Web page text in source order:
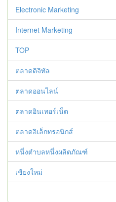
Electronic Marketing
Internet Marketing
TOP
ตลาดดิจิทัล
ตลาดออนไลน์
ตลาดอินเทอร์เน็ต
ตลาดอิเล็กทรอนิกส์
หนึ่งตำบลหนึ่งผลิตภัณฑ์
เชียงใหม่